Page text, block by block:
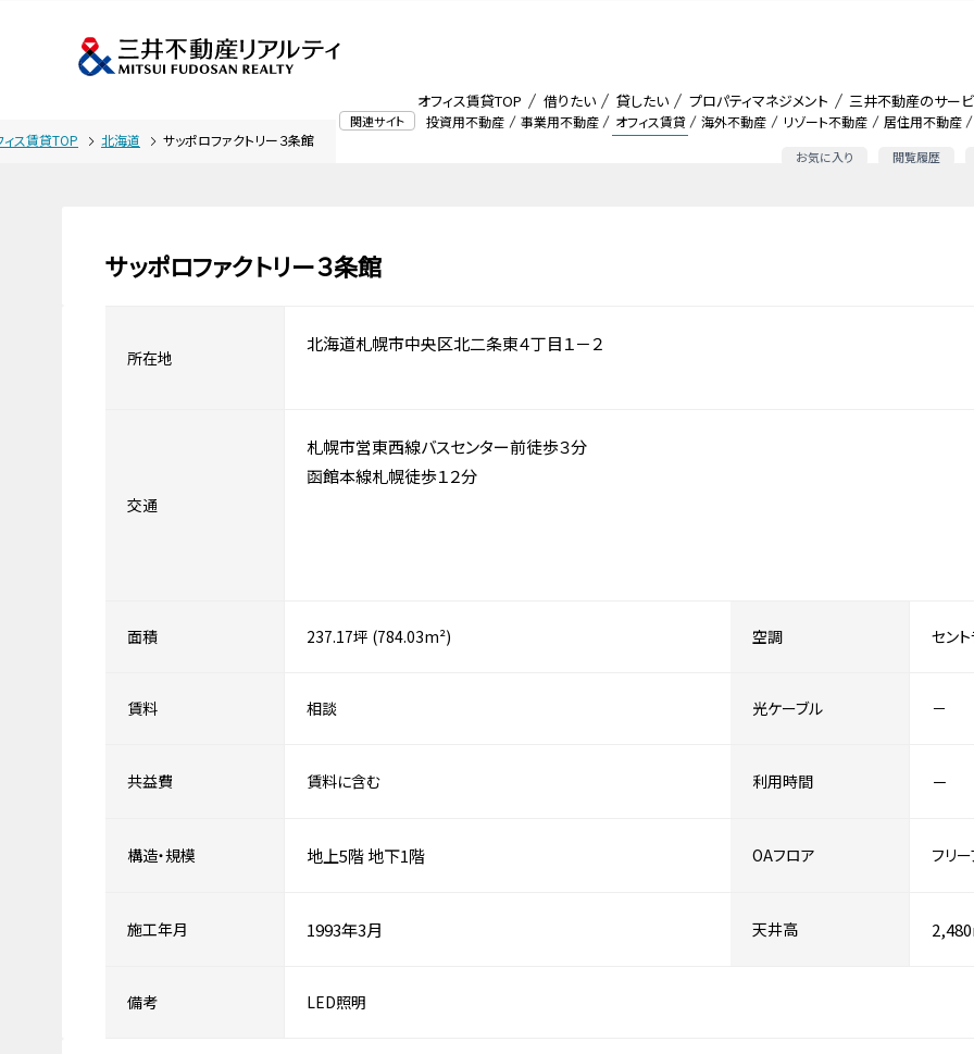
関連サイト 投資用不動産 事業用不動産 オフィス賃貸 海外不動産 リゾート不動産 居住用不動産
お気に入り 閲覧履歴
オフィス賃貸TOP 借りたい 貸したい プロパティマネジメント 三井不動産のサービ
ィス賃貸TOP 北海道 サッポロファクトリー３条館
サッポロファクトリー３条館
所在地
北海道札幌市中央区北二条東４丁目１－２
交通
札幌市営東西線バスセンター前徒歩３分
函館本線札幌徒歩１２分
面積 237.17坪 (784.03m²) 空調 セン
賃料 相談 光ケーブル －
共益費 賃料に含む 利用時間 －
構造・規模 地上5階地下1階 OAフロア フリ
施工年月 1993年3月 天井高
備考 LED照明